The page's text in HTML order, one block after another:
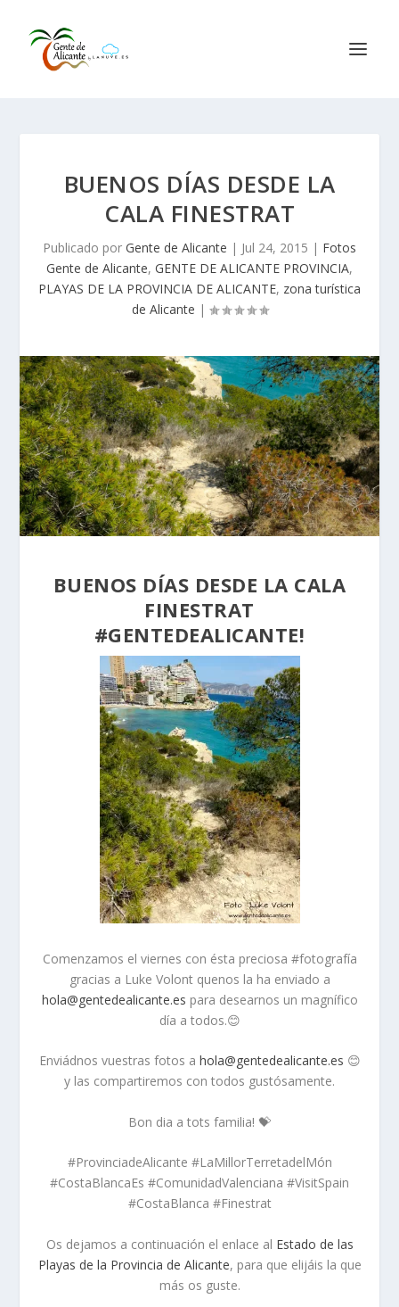
BUENOS DÍAS DESDE LA
CALA FINESTRAT
Publicado por Gente de Alicante | Jul 24, 2015 | Fotos
Gente de Alicante, GENTE DE ALICANTE PROVINCIA,
PLAYAS DE LA PROVINCIA DE ALICANTE, zona turística
de Alicante |
BUENOS DÍAS DESDE LA CALA
FINESTRAT
#GENTEDEALICANTE!
Comenzamos el viernes con ésta preciosa #fotografía
gracias a Luke Volont quenos la ha enviado a
hola@gentedealicante.es para desearnos un magnífico
día a todos.😊
Enviádnos vuestras fotos a hola@gentedealicante.es 😊
y las compartiremos con todos gustósamente.
Bon dia a tots familia! 💝
#ProvinciadeAlicante #LaMillorTerretadelMón
#CostaBlancaEs #ComunidadValenciana #VisitSpain
#CostaBlanca #Finestrat
Os dejamos a continuación el enlace al Estado de las
Playas de la Provincia de Alicante, para que elijáis la que
más os guste.